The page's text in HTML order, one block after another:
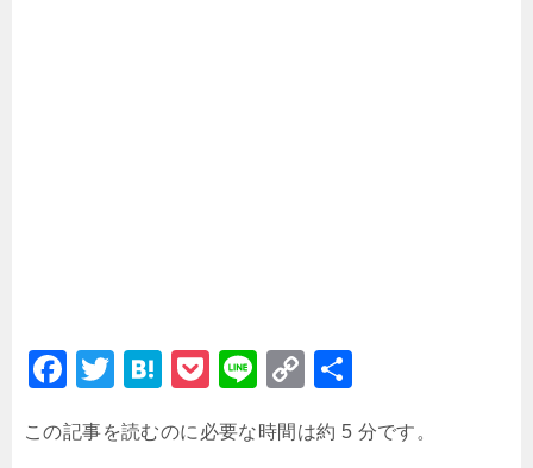
F
c
T
tt
H
e
P
c
Li
e
C
p
この記事を読むのに必要な時間は約 5 分です。